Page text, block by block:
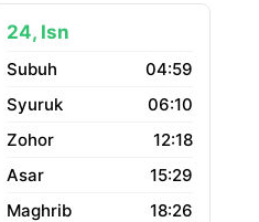
24, Isn
04:59
06:10
12:18
15:29
18:26